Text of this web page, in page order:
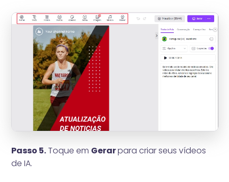
Passo 5.Toque em Gerarpara criar seus vídeos
de IA.